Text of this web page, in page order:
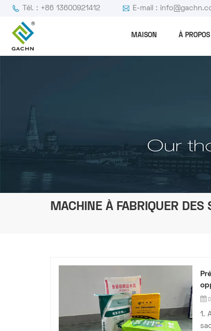
Tél. : +86 13600921412 E-mail :
MAISON À
MACHINE À FABRIQUER DES
1.